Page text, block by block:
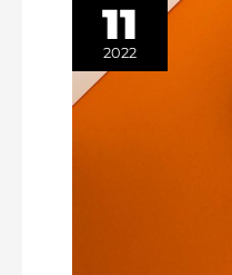
11
2022